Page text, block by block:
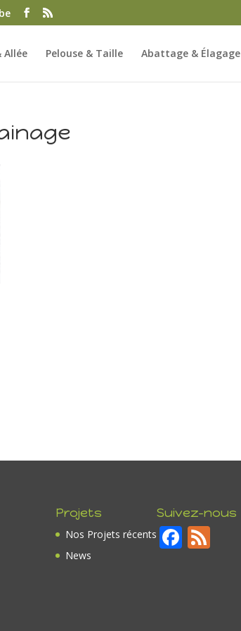
Allée Pelouse & Taille Abattage & Élagage
Projets
Nos Projets récents
News
Suivez-nous
F
ac
F